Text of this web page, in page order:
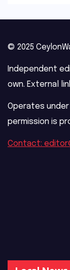
© 2025
Independent
own. External
Operates under
permission is
Contact: